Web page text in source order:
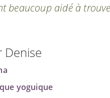
beaucoup aidé à
Denise
yoguique